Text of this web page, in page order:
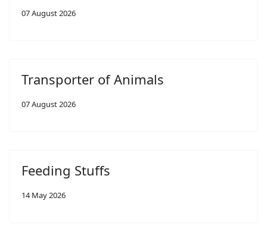
07 August 2026
Transporter of Animals
07 August 2026
Feeding Stuffs
14 May 2026